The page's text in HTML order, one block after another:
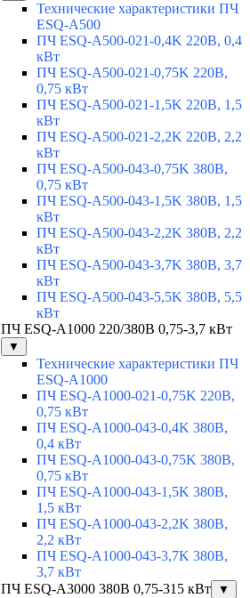
Технические характеристики ПЧ
ESQ-A500
ПЧ ESQ-A500-021-0,4K 220В, 0,4
кВт
ПЧ ESQ-A500-021-0,75K 220В,
0,75 кВт
ПЧ ESQ-A500-021-1,5K 220В, 1,5
кВт
ПЧ ESQ-A500-021-2,2K 220В, 2,2
кВт
ПЧ ESQ-A500-043-0,75K 380В,
0,75 кВт
ПЧ ESQ-A500-043-1,5K 380В, 1,5
кВт
ПЧ ESQ-A500-043-2,2K 380В, 2,2
кВт
ПЧ ESQ-A500-043-3,7K 380В, 3,7
кВт
ПЧ ESQ-A500-043-5,5K 380В, 5,5
кВт
ПЧ ESQ-A1000 220/380В 0,75-3,7 кВт
▼
Технические характеристики ПЧ
ESQ-A1000
ПЧ ESQ-A1000-021-0,75K 220В,
0,75 кВт
ПЧ ESQ-A1000-043-0,4K 380В,
0,4 кВт
ПЧ ESQ-A1000-043-0,75K 380В,
0,75 кВт
ПЧ ESQ-A1000-043-1,5K 380В,
1,5 кВт
ПЧ ESQ-A1000-043-2,2K 380В,
2,2 кВт
ПЧ ESQ-A1000-043-3,7K 380В,
3,7 кВт
ПЧ ESQ-A3000 380В 0,75-315 кВт
▼